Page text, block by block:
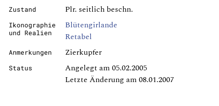
Zustand Plr. seitlich beschn.
Ikonographie
und Realien
Blütengirlande
Retabel
Anmerkungen Zierkupfer
Status
Angelegt am 05.02.2005
Letzte Änderung am 08.01.2007